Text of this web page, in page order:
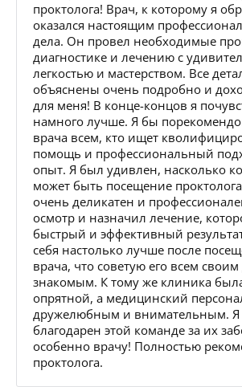
проктолога! Врач, к которому я
оказался настоящим
дела. Он провел необходимые
диагностике и лечению с
легкостью и мастерством. Все
объяснены очень подробно и
для меня! В конце-концов я
намного лучше. Я бы
врача всем, кто ищет
помощь и профессиональный
опыт. Я был удивлен, насколько
может быть посещение
очень деликатен и
осмотр и назначил лечение,
быстрый и эффективный
себя настолько лучше после
врача, что советую его всем
знакомым. К тому же клиника
опрятной, а медицинский
дружелюбным и внимательным. Я
благодарен этой команде за их
особенно врачу! Полностью
проктолога.